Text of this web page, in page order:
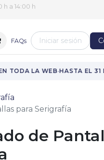
a 14:00 h
FAQs Iniciar sesión
TODA LA WEB·HASTA EL 31
para Serigrafía
de